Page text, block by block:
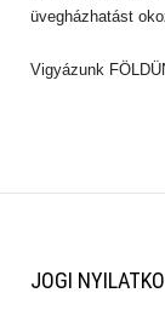
üvegházhatást
Vigyázunk
JOGI